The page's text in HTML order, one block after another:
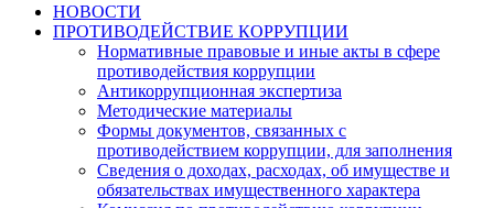
НОВОСТИ
ПРОТИВОДЕЙСТВИЕ КОРРУПЦИИ
Нормативные правовые и иные акты в сфере
противодействия коррупции
Антикоррупционная экспертиза
Методические материалы
Формы документов, связанных с
противодействием коррупции, для заполнения
Сведения о доходах, расходах, об имуществе и
обязательствах имущественного характера